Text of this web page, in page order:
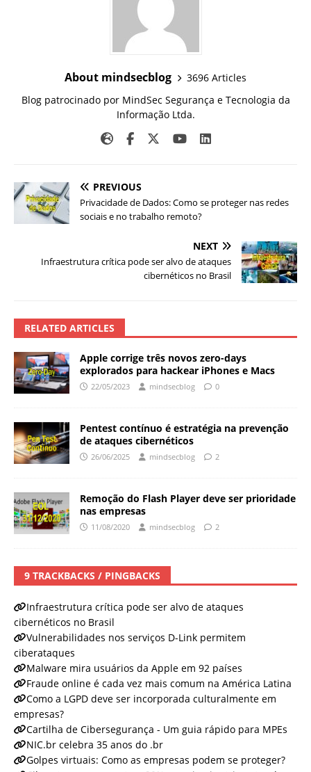
About mindsecblog
3696 Articles
Blog patrocinado por MindSec Segurança e Tecnologia da
Informação Ltda.
PREVIOUS
Privacidade de Dados: Como se proteger nas redes
sociais e no trabalho remoto?
NEXT
Infraestrutura crítica pode ser alvo de ataques
cibernéticos no Brasil
RELATED ARTICLES
Apple corrige três novos zero-days
explorados para hackear iPhones e Macs
22/05/2023 mindsecblog 0
Pentest contínuo é estratégia na prevenção
de ataques cibernéticos
26/06/2025 mindsecblog 2
Remoção do Flash Player deve ser prioridade
nas empresas
11/08/2020 mindsecblog 2
9 TRACKBACKS / PINGBACKS
Infraestrutura crítica pode ser alvo de ataques
cibernéticos no Brasil
Vulnerabilidades nos serviços D-Link permitem
ciberataques
Malware mira usuários da Apple em 92 países
Fraude online é cada vez mais comum na América Latina
Como a LGPD deve ser incorporada culturalmente em
empresas?
Cartilha de Cibersegurança - Um guia rápido para MPEs
NIC.br celebra 35 anos do .br
Golpes virtuais: Como as empresas podem se proteger?